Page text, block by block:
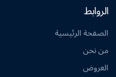
الروابط
الصفحة الرئيسية
من نحن
العروض